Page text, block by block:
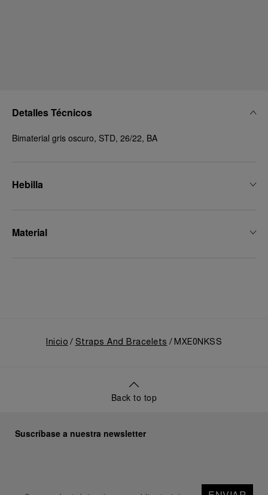
Detalles Técnicos
Bimaterial gris oscuro, STD, 26/22, BA
Hebilla
Material
Inicio Straps And Bracelets MXE0NKSS
Back to top
Suscríbase a nuestra newsletter